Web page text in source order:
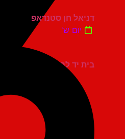
בית יד לבנים אשדוד
דניאל חן סטנדאפ
יום ש'